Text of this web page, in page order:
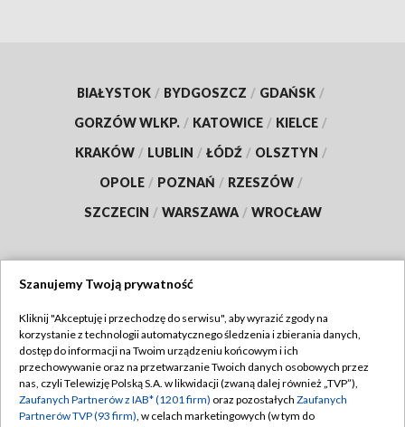
BIAŁYSTOK / BYDGOSZCZ / GDAŃSK /
GORZÓW WLKP. / KATOWICE / KIELCE /
KRAKÓW / LUBLIN / ŁÓDŹ / OLSZTYN /
OPOLE / POZNAŃ / RZESZÓW /
SZCZECIN / WARSZAWA / WROCŁAW
TVP
Abonament TVP
Emisja w TVP
Regulamin TVP
Polityka prywatności
Szanujemy Twoją prywatność
Kliknij "Akceptuję i przechodzę do serwisu", aby wyrazić zgody na
korzystanie z technologii automatycznego śledzenia i zbierania danych,
dostęp do informacji na Twoim urządzeniu końcowym i ich
przechowywanie oraz na przetwarzanie Twoich danych osobowych przez
nas, czyli Telewizję Polską S.A. w likwidacji (zwaną dalej również „TVP”),
Zaufanych Partnerów z IAB* (1201 firm) oraz pozostałych Zaufanych
Partnerów TVP (93 firm), w celach marketingowych (w tym do